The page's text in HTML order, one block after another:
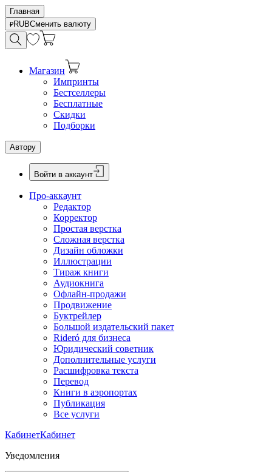
Главная
RUBСменить валюту
Магазин
Импринты
Бестселлеры
Бесплатные
Скидки
Подборки
Автору
Войти в аккаунт
Про-аккаунт
Редактор
Корректор
Простая верстка
Сложная верстка
Дизайн обложки
Иллюстрации
Тираж книги
Аудиокнига
Офлайн-продажи
Продвижение
Буктрейлер
Большой издательский пакет
Rideró для бизнеса
Юридический советник
Дополнительные услуги
Расшифровка текста
Перевод
Книги в аэропортах
Публикация
Все услуги
КабинетКабинет
Уведомления